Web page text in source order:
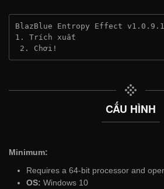
BlazBlue Entropy Effect
1. Trích xuất
2. Chơi!
CẤU HÌNH
Minimum:
Requires a 64-bit processor and
OS: Windows 10